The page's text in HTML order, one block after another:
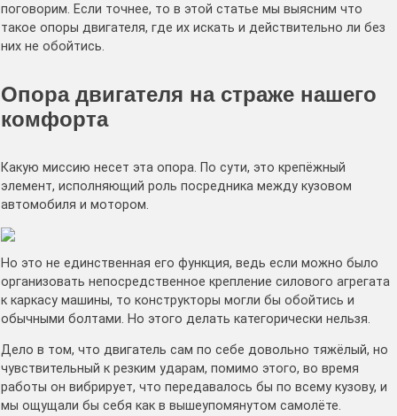
поговорим. Если точнее, то в этой статье мы выясним что
такое опоры двигателя, где их искать и действительно ли без
них не обойтись.
Опора двигателя на страже нашего
комфорта
Какую миссию несет эта опора. По сути, это крепёжный
элемент, исполняющий роль посредника между кузовом
автомобиля и мотором.
Но это не единственная его функция, ведь если можно было
организовать непосредственное крепление силового агрегата
к каркасу машины, то конструкторы могли бы обойтись и
обычными болтами. Но этого делать категорически нельзя.
Дело в том, что двигатель сам по себе довольно тяжёлый, но
чувствительный к резким ударам, помимо этого, во время
работы он вибрирует, что передавалось бы по всему кузову, и
мы ощущали бы себя как в вышеупомянутом самолёте.